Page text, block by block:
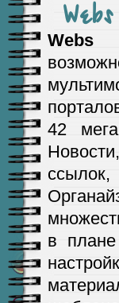
Webs -
42
в плане